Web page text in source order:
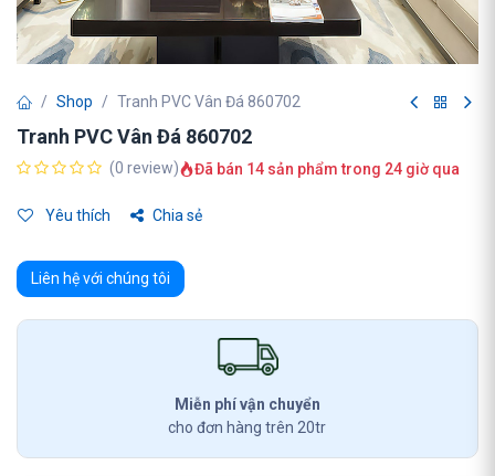
Shop Tranh PVC Vân Đá 860702
Tranh PVC Vân Đá 860702
(0 review) Đã bán 14 sản phẩm trong 24 giờ qua
Yêu thích Chia sẻ
Liên hệ với chúng tôi
Miễn phí vận chuyển
cho đơn hàng trên 20tr